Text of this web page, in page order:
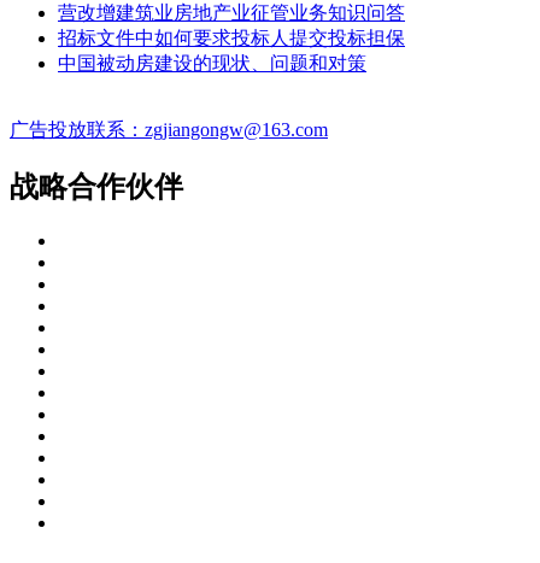
营改增建筑业房地产业征管业务知识问答
招标文件中如何要求投标人提交投标担保
中国被动房建设的现状、问题和对策
广告投放联系：zgjiangongw@163.com
战略合作伙伴